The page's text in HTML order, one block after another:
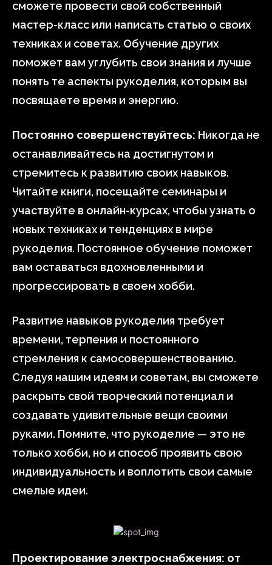
сможете провести свой собственный
мастер-класс или написать статью о своих
техниках и советах. Обучение других
поможет вам углубить свои знания и лучше
понять те аспекты рукоделия, которым вы
посвящаете время и энергию.
Постоянно совершенствуйтесь: Никогда не
останавливайтесь на достигнутом и
стремитесь к развитию своих навыков.
Читайте книги, посещайте семинары и
участвуйте в онлайн-курсах, чтобы узнать о
новых техниках и тенденциях в мире
рукоделия. Постоянное обучение поможет
вам оставаться вдохновленными и
прогрессировать в своем хобби.
Развитие навыков рукоделия требует
времени, терпения и постоянного
стремления к самосовершенствованию.
Следуя нашим идеям и советам, вы сможете
раскрыть свой творческий потенциал и
создавать удивительные вещи своими
руками. Помните, что рукоделие — это не
только хобби, но и способ проявить свою
индивидуальность и воплотить свои самые
смелые идеи.
Проектирование электроснабжения: от